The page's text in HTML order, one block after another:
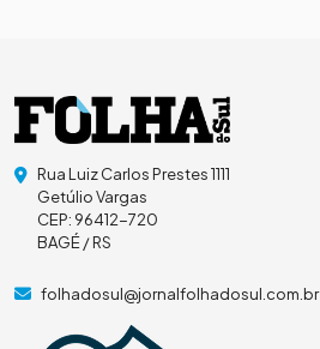
Rua Luiz Carlos Prestes 1111
Getúlio Vargas
CEP: 96412-720
BAGÉ / RS
folhadosul@jornalfolhadosul.com.br